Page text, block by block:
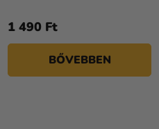
1 490 Ft
BŐVEBBEN